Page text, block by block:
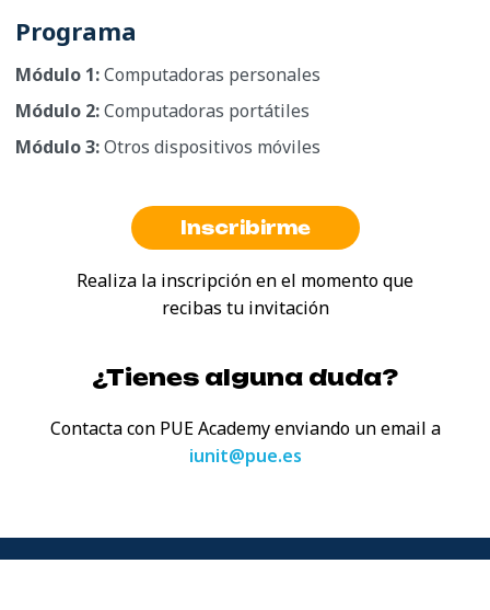
Programa
Módulo 1:Computadoras personales
Módulo 2:Computadoras portátiles
Módulo 3:Otros dispositivos móviles
Inscribirme
Realiza la inscripción en el momento que
recibas tu invitación
¿Tienes alguna duda?
Contacta con PUE Academy enviando un email a
iunit@pue.es